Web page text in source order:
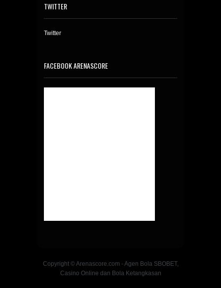
TWITTER
Twitter
FACEBOOK ARENASCORE
Copyright © Arenascore.com - Agen Bola SBOBET,
Casino Online dan Bola Ketangkasan